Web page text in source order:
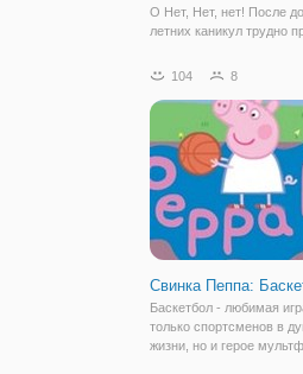
О Нет, Нет, нет! После
летних каникул трудно
случилось так, что
переоделась и
волосы запутались,они
выглядят
104 8
Свинка Пеппа:
Баскетбол - любимая
только спортсменов в
жизни, но и герое